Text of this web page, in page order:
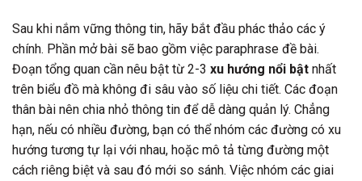
Sau khi nắm vững thông tin, hãy bắt đầu phác thảo các ý
chính. Phần mở bài sẽ bao gồm việc paraphrase đề bài.
Đoạn tổng quan cần nêu bật từ 2-3 xu hướng nổi bật nhất
trên biểu đồ mà không đi sâu vào số liệu chi tiết. Các đoạn
thân bài nên chia nhỏ thông tin để dễ dàng quản lý. Chẳng
hạn, nếu có nhiều đường, bạn có thể nhóm các đường có xu
hướng tương tự lại với nhau, hoặc mô tả từng đường một
cách riêng biệt và sau đó mới so sánh. Việc nhóm các giai